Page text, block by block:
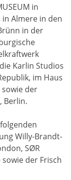
in
Almere in den
in der
Karlin Studios
im Haus
der
Berlin.
Willy-Brandt-
SØR
der Frisch